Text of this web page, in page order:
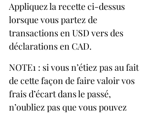
Appliquez la recette ci-dessus
lorsque vous partez de
transactions en USD vers des
déclarations en CAD.
NOTE1 : si vous n’étiez pas au fait
de cette façon de faire valoir vos
frais d’écart dans le passé,
n’oubliez pas que vous pouvez